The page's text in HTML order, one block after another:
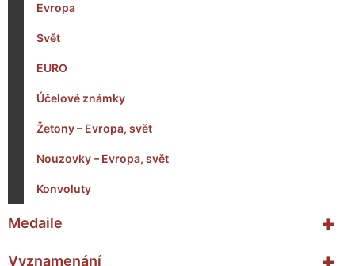
Evropa
Svět
EURO
Účelové známky
Žetony – Evropa, svět
Nouzovky – Evropa, svět
Konvoluty
+
Medaile
Vyznamenání